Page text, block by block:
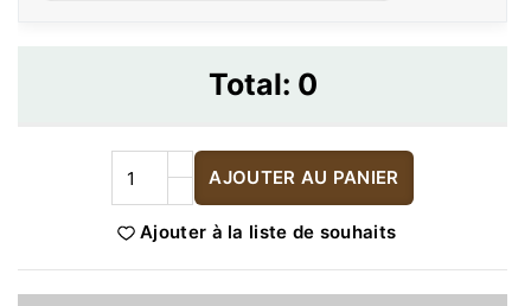
Total: 0
AJOUTER AU PANIER
Ajouter à la liste de souhaits